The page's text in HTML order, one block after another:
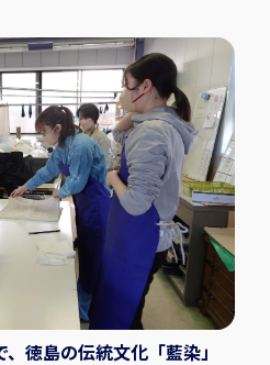
る事ができます。 ぜひ、体
・真っ白なシルクストールを
通りの模様や色の濃さに仕上
クチャーいたします。 ・出来
けます。 「阿波じしら
「阿波しじら織」の工場内をご
造建築や鋸屋根の見学、今で
。 【集合場所】 長
市国府町和田189
徳島の伝統文化「藍染」